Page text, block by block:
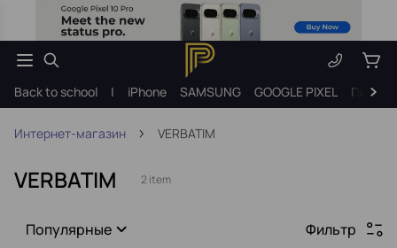
Back to school | iPhone SAMSUNG GOOGLE PIXEL
Интернет-магазин VERBATIM
VERBATIM 2 item
Популярные Фильтр